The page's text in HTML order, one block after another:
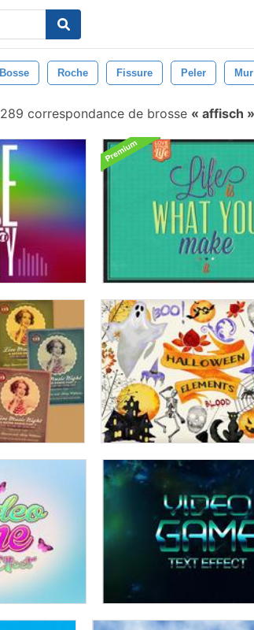
Bosse Roche Fissure Peler Mur
289 correspondance de brosse affisch